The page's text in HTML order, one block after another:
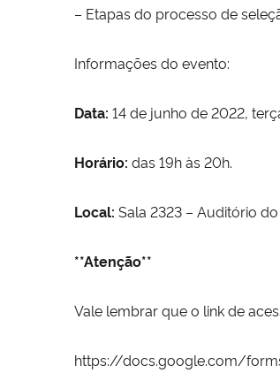
– Etapas do processo de
Informações do evento:
Data: 14 de junho de 2022,
Horário: das 19h às 20h.
Local: Sala 2323 – Auditório
**Atenção**
Vale lembrar que o link de
https://docs.google.com/